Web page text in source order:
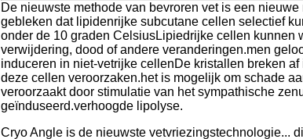
De nieuwste methode van bevroren vet is een
gebleken dat lipidenrijke subcutane cellen selectief
onder de 10 graden CelsiusLipiedrijke cellen kunnen
verwijdering, dood of andere veranderingen.men
induceren in niet-vetrijke cellenDe kristallen breken
deze cellen veroorzaken.het is mogelijk om schade
veroorzaakt door stimulatie van het sympathische
geïnduseerd.verhoogde lipolyse.
Cryo Angle is de nieuwste vetvriezingstechnologie...